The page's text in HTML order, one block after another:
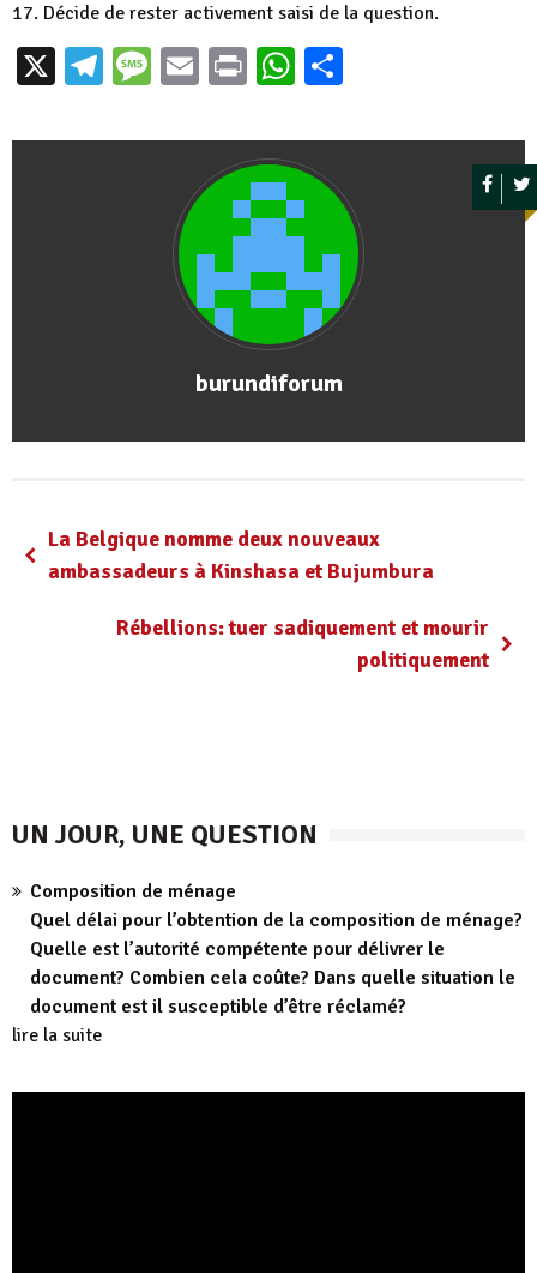
17. Décide de rester activement saisi de la question.
X Telegram
Message
EmailPrintWhatsApp
burundiforum
La Belgique nomme deux nouveaux
ambassadeurs à Kinshasa et Bujumbura
Rébellions: tuer sadiquement et mourir
politiquement
UN JOUR, UNE QUESTION
Composition de ménage
Quel délai pour l’obtention de la composition de ménage?
Quelle est l’autorité compétente pour délivrer le
document? Combien cela coûte? Dans quelle situation le
document est il susceptible d’être réclamé?
lire la suite